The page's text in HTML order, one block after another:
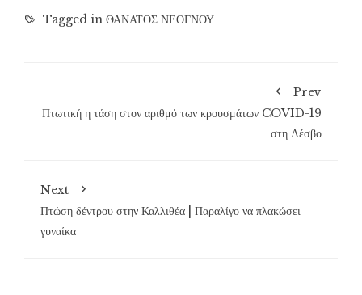
Tagged in ΘΑΝΑΤΟΣ ΝΕΟΓΝΟΥ
Prev
Πτωτική η τάση στον αριθμό των κρουσμάτων COVID-19
στη Λέσβο
Next
Πτώση δέντρου στην Καλλιθέα | Παραλίγο να πλακώσει
γυναίκα